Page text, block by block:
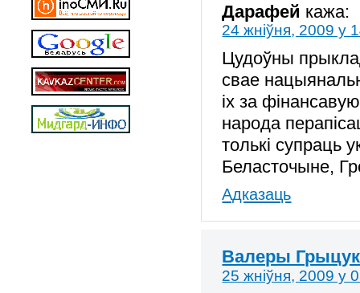
Дарафей кажа:
24 жніўня, 2009 у
Цудоўны
свае
іх за
народа
толькі супраць
Беласточыне,
Адказаць
Валеры Грыцук
25 жніўня, 2009 у